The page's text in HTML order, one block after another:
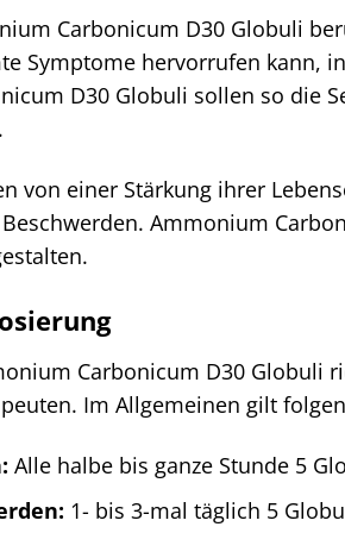
Carbonicum D30 Globuli
Symptome hervorrufen kann,
D30 Globuli sollen so die
von einer Stärkung ihrer
Ammonium
Carbonicum D30
Im Allgemeinen gilt
Alle halbe bis ganze Stunde 5
1- bis 3-mal täglich 5